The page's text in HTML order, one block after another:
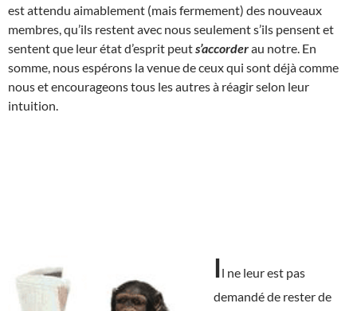
est attendu aimablement (mais fermement) des nouveaux
membres, qu’ils restent avec nous seulement s’ils pensent et
sentent que leur état d’esprit peuts’accorderau notre. En
somme, nous espérons la venue de ceux qui sont déjà comme
nous et encourageons tous les autres à réagir selon leur
intuition.
Il ne leur est pas
demandé de rester de